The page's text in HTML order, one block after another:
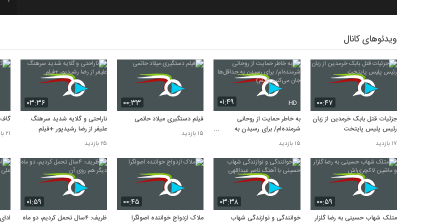
8
10
ویدئوهای کانال
۰۰:۴۷
جزئیات قتل بابک خرمدین از زبان
رئیس پلیس پایتخت
۱۷ بازدید
۰۱:۴۹ HD
به خاطر حمایت از روحانی
شرمنده‌ام/ برای رسیدن به
حداقل‌ها جان می‌کنیم (فیلم)
۱۵ بازدید
۰۰:۳۳
فیلم دستگیری میلاد حاتمی
۱۵ بازدید
۰۳:۳۶
ناراحتی و گلایه شدید سرهنگ
علیفر از رضا رشیدپور +فیلم
۲۵ بازدید
۲۱ بازدید
۰۰:۵۹
متلک شهاب حسینی به رضا گلزار
۰۳:۳۸
خوانندگی و نوازندگی شهاب
۰۰:۴۵
ملاک ازدواج خواننده اصولگرا
۰۱:۵۹
ظریف: ۴سال تحمل کردیم، دو ماه